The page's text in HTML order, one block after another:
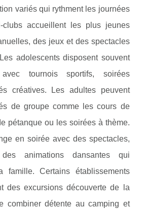
variés qui rythment les journées
clubs accueillent les plus jeunes
des jeux et des spectacles
adolescents disposent souvent
tournois sportifs, soirées
créatives. Les adultes peuvent
de groupe comme les cours de
pétanque ou les soirées à thème.
en soirée avec des spectacles,
animations dansantes qui
famille. Certains établissements
des excursions découverte de la
combiner détente au camping et